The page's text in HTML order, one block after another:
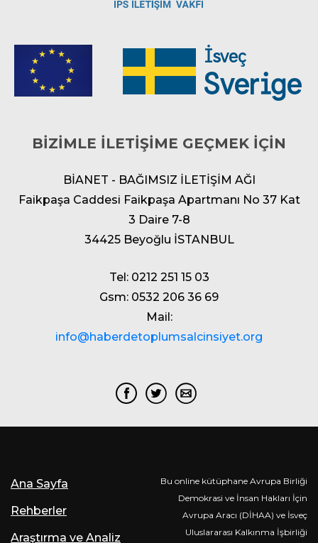
BİZİMLE İLETİŞİME GEÇMEK İÇİN
BİANET - BAĞIMSIZ İLETİŞİM AĞI
Faikpaşa Caddesi Faikpaşa Apartmanı No 37 Kat
3 Daire 7-8
34425 Beyoğlu İSTANBUL
Tel: 0212 251 15 03
Gsm: 0532 206 36 69
Mail:
info@haberdetoplumsalcinsiyet.org
Ana Sayfa
Rehberler
Araştırma ve Analiz
Bu online kütüphane Avrupa Birliği
Demokrasi ve İnsan Hakları İçin
Avrupa Aracı (DİHAA) ve İsveç
Uluslararası Kalkınma İşbirliği